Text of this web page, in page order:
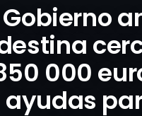
Gobierno
000
ayudas